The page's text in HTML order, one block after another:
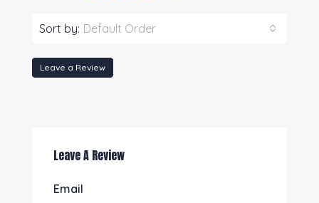
Sort by: Default Order
Leave a Review
Leave A Review
Email